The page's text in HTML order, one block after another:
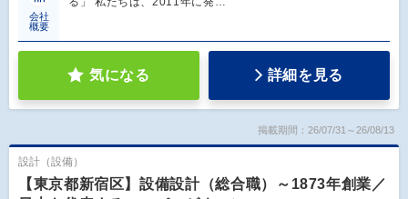
会社
概要
気になる 詳細を見る
掲載期間：26/07/31～26/08/13
設計（設備）
【東京都新宿区】設備設計（総合職）～1873年創業／